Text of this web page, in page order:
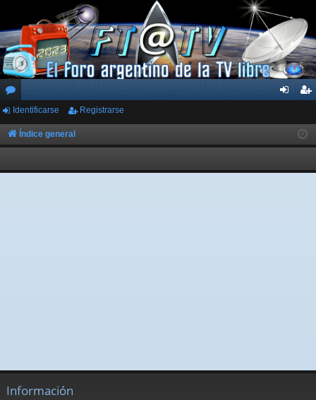
or
os
ar
ist
rs
Identificarse Registrarse
Índice general
Información